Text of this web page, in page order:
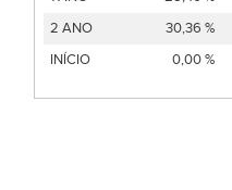
2 ANO
30,36 %
INÍCIO
0,00 %